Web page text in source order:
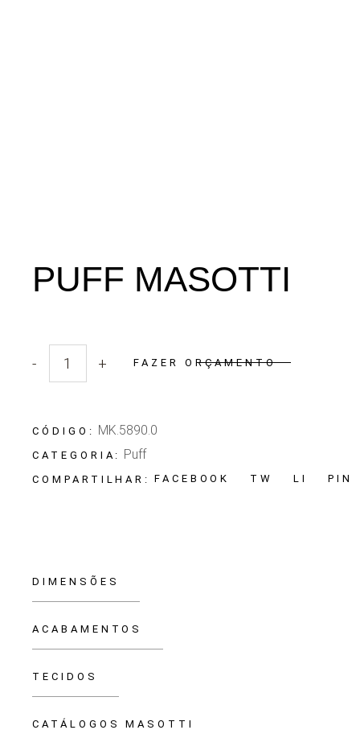
PUFF MASOTTI
Quantidade Puff Masotti
- + FAZER ORÇAMENTO
CÓDIGO: MK.5890.0
CATEGORIA: Puff
COMPARTILHAR: FACEBOOK TW LI PIN
DIMENSÕES
ACABAMENTOS
TECIDOS
CATÁLOGOS MASOTTI